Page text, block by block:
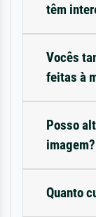
têm
Vocês
feitas à
Posso
imagem?
Quanto